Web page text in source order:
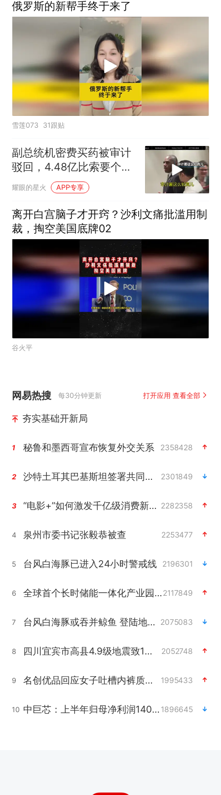
俄罗斯的新帮手终于来了
雪莲073 31跟贴
副总统机密费买药被审计
驳回，4.48亿比索要个人
掏腰包？
耀眼的星火 APP专享
离开白宫脑子才开窍？沙利文痛批滥用制
裁，掏空美国底牌02
谷火平
网易热搜 每30分钟更新 打开应用 查看全部
夯实基础开新局
1 秘鲁和墨西哥宣布恢复外交关系 2358428
2 沙特土耳其巴基斯坦签署共同防务协议 2301849
3 “电影+”如何激发千亿级消费新活力？ 2282358
4 泉州市委书记张毅恭被查 2253477
5 台风白海豚已进入24小时警戒线 2196301
6 全球首个长时储能一体化产业园量产2117849
7 台风白海豚或吞并鲸鱼 登陆地点更新 2075083
8 四川宜宾市高县4.9级地震致1人死亡 2052748
9 名创优品回应女子吐槽内裤质量差 1995433
10 中巨芯：上半年归母净利润1405.77万元 1896645